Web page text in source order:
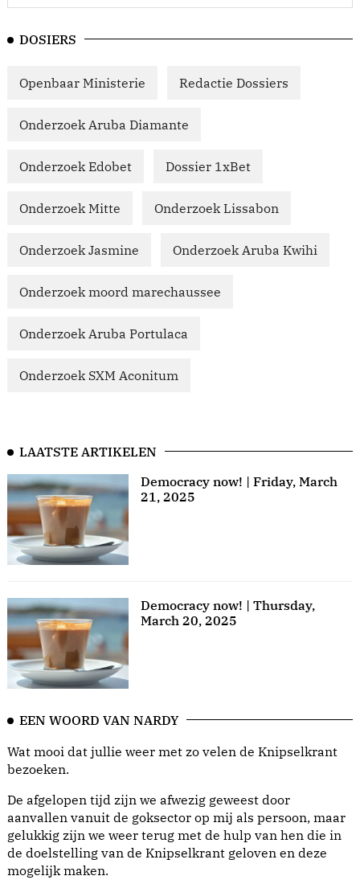
DOSIERS
Openbaar Ministerie Redactie Dossiers
Onderzoek Aruba Diamante
Onderzoek Edobet Dossier 1xBet
Onderzoek Mitte Onderzoek Lissabon
Onderzoek Jasmine Onderzoek Aruba Kwihi
Onderzoek moord marechaussee
Onderzoek Aruba Portulaca
Onderzoek SXM Aconitum
LAATSTE ARTIKELEN
Democracy now! | Friday, March
21, 2025
Democracy now! | Thursday,
March 20, 2025
EEN WOORD VAN NARDY
Wat mooi dat jullie weer met zo velen de Knipselkrant
bezoeken.
De afgelopen tijd zijn we afwezig geweest door
aanvallen vanuit de goksector op mij als persoon, maar
gelukkig zijn we weer terug met de hulp van hen die in
de doelstelling van de Knipselkrant geloven en deze
mogelijk maken.